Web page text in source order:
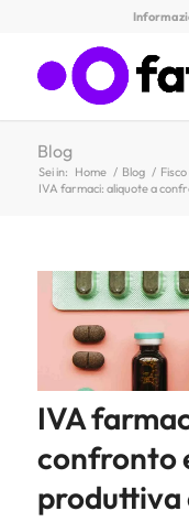
Blog
Sei in: Home / Blog /
IVA farmaci: aliquote a
IVA
confronto
produttiva